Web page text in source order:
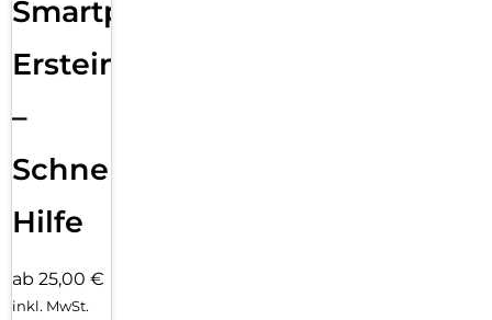
Smartphone
Ersteinrichtung
–
Schnelle
Hilfe
ab 25,00 €
inkl. MwSt.